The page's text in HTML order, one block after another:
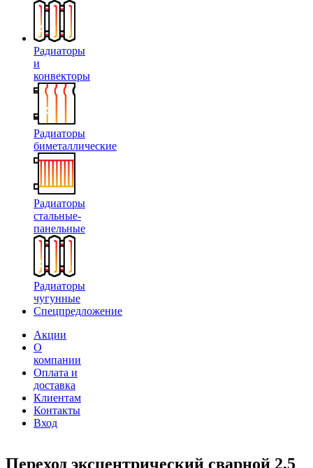
Радиаторы
и
конвекторы
Радиаторы
биметаллические
Радиаторы
стальные-
панельные
Радиаторы
чугунные
Спецпредложение
Акции
О
компании
Оплата и
доставка
Клиентам
Контакты
Вход
Переход эксцентрический сварной 2,5